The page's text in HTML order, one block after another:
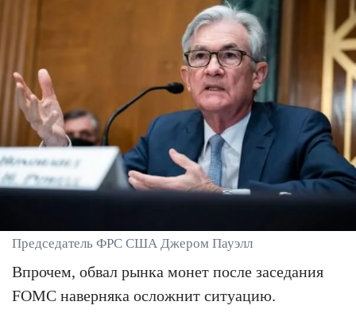
Председатель ФРС США Джером Пауэлл
Впрочем, обвал рынка монет после заседания
FOMC наверняка осложнит ситуацию.